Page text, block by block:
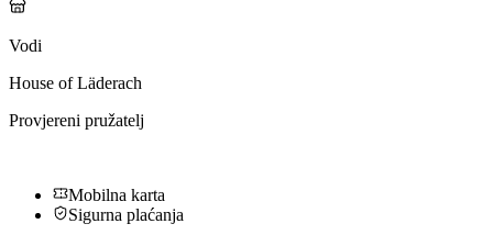
Vodi
House of Läderach
Provjereni pružatelj
Mobilna karta
Sigurna plaćanja